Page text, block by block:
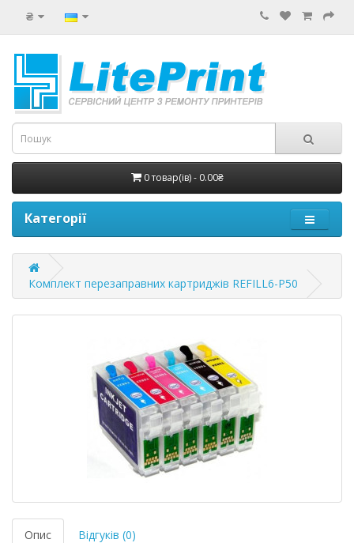
₴
0 товар(ів) - 0.00₴
Категорії
Комплект перезаправних картриджів REFILL6-P50
Опис Відгуків (0)